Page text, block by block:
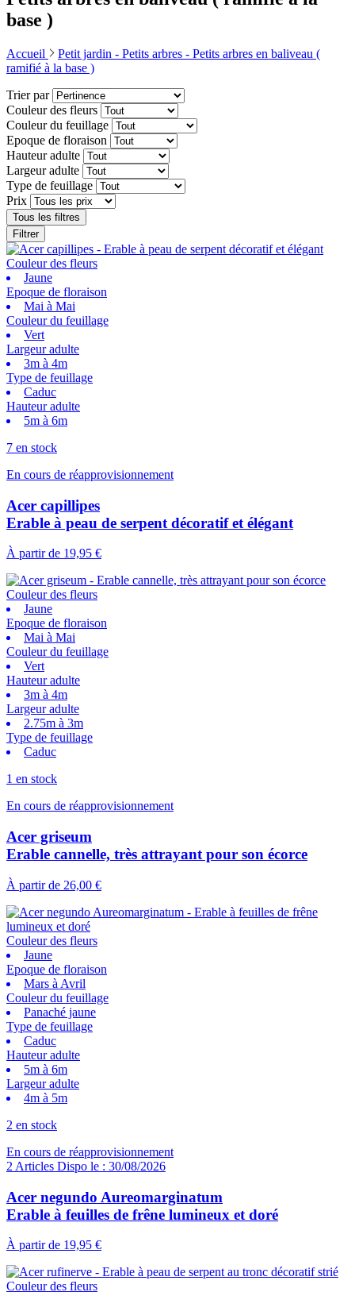
base )
Accueil Petit jardin - Petits arbres - Petits arbres en baliveau (
ramifié à la base )
Trier par
Couleur des fleurs
Couleur du feuillage
Epoque de floraison
Hauteur adulte
Largeur adulte
Type de feuillage
Prix
Tous les filtres
Filtrer
Couleur des fleurs
Jaune
Epoque de floraison
Mai à Mai
Couleur du feuillage
Vert
Largeur adulte
3m à 4m
Type de feuillage
Caduc
Hauteur adulte
5m à 6m
7 en stock
En cours de réapprovisionnement
Acer capillipes
Erable à peau de serpent décoratif et élégant
À partir de 19,95 €
Couleur des fleurs
Jaune
Epoque de floraison
Mai à Mai
Couleur du feuillage
Vert
Hauteur adulte
3m à 4m
Largeur adulte
2.75m à 3m
Type de feuillage
Caduc
1 en stock
En cours de réapprovisionnement
Acer griseum
Erable cannelle, très attrayant pour son écorce
À partir de 26,00 €
Couleur des fleurs
Jaune
Epoque de floraison
Mars à Avril
Couleur du feuillage
Panaché jaune
Type de feuillage
Caduc
Hauteur adulte
5m à 6m
Largeur adulte
4m à 5m
2 en stock
En cours de réapprovisionnement
2 Articles Dispo le : 30/08/2026
Acer negundo Aureomarginatum
Erable à feuilles de frêne lumineux et doré
À partir de 19,95 €
Couleur des fleurs